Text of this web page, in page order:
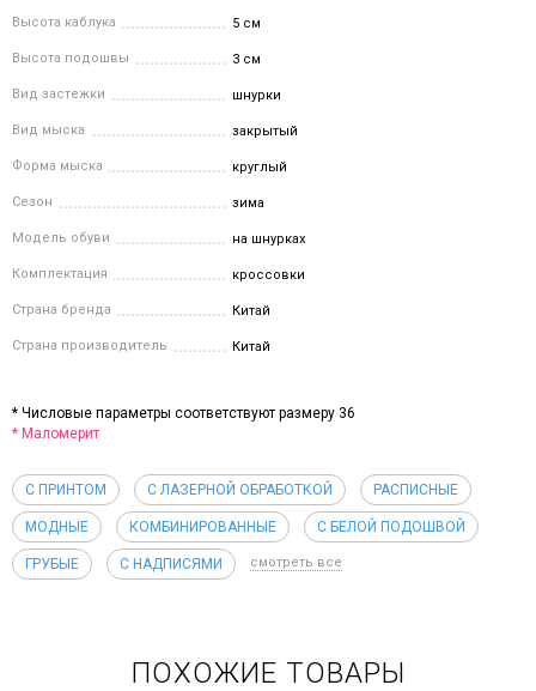
Высота каблука 5 см
Высота подошвы 3 см
Вид застежки шнурки
Вид мыска закрытый
Форма мыска круглый
Сезон зима
Модель обуви на шнурках
Комплектация кроссовки
Страна бренда Китай
Страна производитель Китай
* Числовые параметры соответствуют размеру 36
* Маломерит
С ПРИНТОМ С ЛАЗЕРНОЙ ОБРАБОТКОЙ РАСПИСНЫЕ
МОДНЫЕ КОМБИНИРОВАННЫЕ С БЕЛОЙ ПОДОШВОЙ
ГРУБЫЕ С НАДПИСЯМИ смотреть все
ПОХОЖИЕ ТОВАРЫ